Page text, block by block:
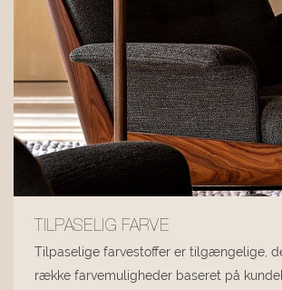
TILPASELIG FARVE
Tilpaselige farvestoffer er tilgængelige,
række farvemuligheder baseret på